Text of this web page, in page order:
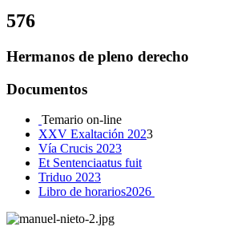
576
Hermanos de pleno derecho
Documentos
Temario on-line
XXV Exaltación 2023
Vía Crucis 2023
Et Sentenciaatus fuit
Triduo 2023
Libro de horarios2026